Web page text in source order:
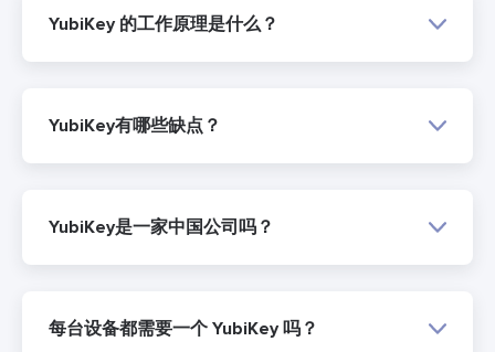
YubiKey 的工作原理是什么？
YubiKey有哪些缺点？
YubiKey是一家中国公司吗？
每台设备都需要一个 YubiKey 吗？